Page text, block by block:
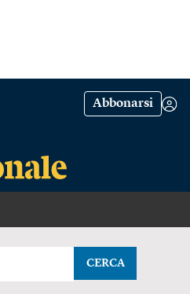
Abbonarsi
CERCA